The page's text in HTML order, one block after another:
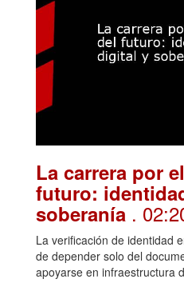
La carrera por
futuro:
soberanía .
La verificación de identidad
de depender solo del
apoyarse en infraestructura